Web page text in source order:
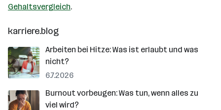
Gehaltsvergleich.
karriere.blog
Arbeiten bei Hitze: Was ist erlaubt und was
nicht?
6.7.2026
Burnout vorbeugen: Was tun, wenn alles zu
viel wird?